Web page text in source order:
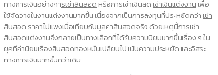
ทางการเงินอย่างการเช่าสินสอดหรือการเช่าเงินสดเช่าเงินแต่งงานเพื่อ
ใช้จัดวางในงานแต่งงานมากขึ้น เนื่องจากเป็นการลงทุนที่ประหยัดกว่าเช่า
สินสอด ราคาไม่แพงเมื่อเทียบกับมูลค่าสินสอดจริง ด้วยเหตุนี้การเช่า
สินสอดแต่งงานจึงกลายเป็นทางเลือกที่ได้รับความนิยมมากขึ้นเรื่อง ๆ ใน
ยุคที่ค่านิยมเรื่องสินสอดทองหมั้นเปลี่ยนไป เน้นความประหยัด และอิสระ
ทางการเงินมากขึ้นกว่าเดิม